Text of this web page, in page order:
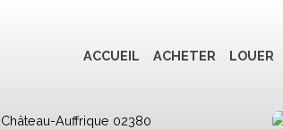
ACCUEIL ACHETER LOUER